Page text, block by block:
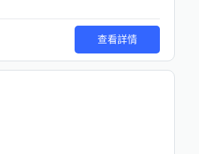
查看詳情